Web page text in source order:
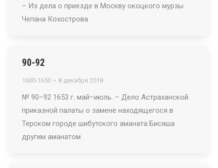
– Из дела о приезде в Москву окоцкого мурзы
Чепана Кохострова
90-92
1600-1650 8 декабря 2018
№ 90–92 1653 г. май–июль. – Дело Астраханской
приказной палаты о замене находящегося в
Терском городе шибутского аманата Бисяша
другим аманатом